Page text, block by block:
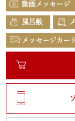
動画メッセージ
風呂敷
メッセージカー